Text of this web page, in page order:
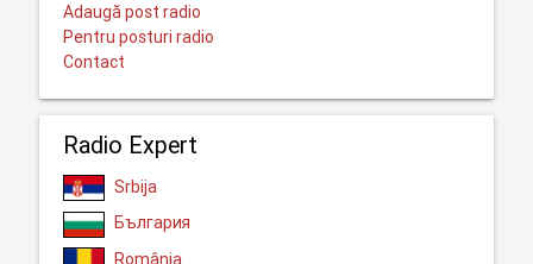
Adaugă post radio
Pentru posturi radio
Contact
Radio Expert
Srbija
България
România